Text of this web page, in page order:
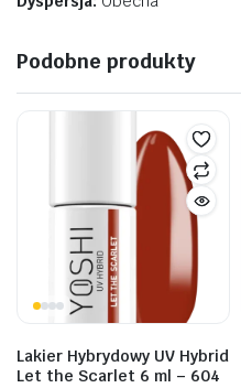
Podobne produkty
Lakier Hybrydowy UV Hybrid
Let the Scarlet 6 ml – 604